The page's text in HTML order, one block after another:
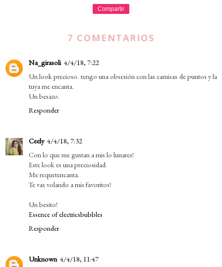
Compartir
7 COMENTARIOS
Na_girasoli 4/4/18, 7:22
Un look precioso. tengo una obsesión con las camisas de puntos y la
tuya me encanta.
Un besazo.
Responder
Ceely 4/4/18, 7:32
Con lo que me gustan a mis lo lunares!
Este look es una preciosidad.
Me requetencanta.
Te vas volando a mis favoritos!
Un besito!
Essence of electricsbubbles
Responder
Unknown 4/4/18, 11:47